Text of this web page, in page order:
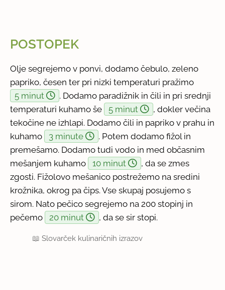
POSTOPEK
Olje segrejemo v ponvi, dodamo čebulo, zeleno
papriko, česen ter pri nizki temperaturi pražimo
5 minut
. Dodamo paradižnik in čili in pri srednji
temperaturi kuhamo še
5 minut
, dokler večina
tekočine ne izhlapi. Dodamo čili in papriko v prahu in
kuhamo
3 minute
. Potem dodamo fižol in
premešamo. Dodamo tudi vodo in med občasnim
mešanjem kuhamo
10 minut
, da se zmes
zgosti. Fižolovo mešanico postrežemo na sredini
krožnika, okrog pa čips. Vse skupaj posujemo s
sirom. Nato pečico segrejemo na 200 stopinj in
pečemo
20 minut , da se sir stopi.
📖Slovarček kulinaričnih izrazov